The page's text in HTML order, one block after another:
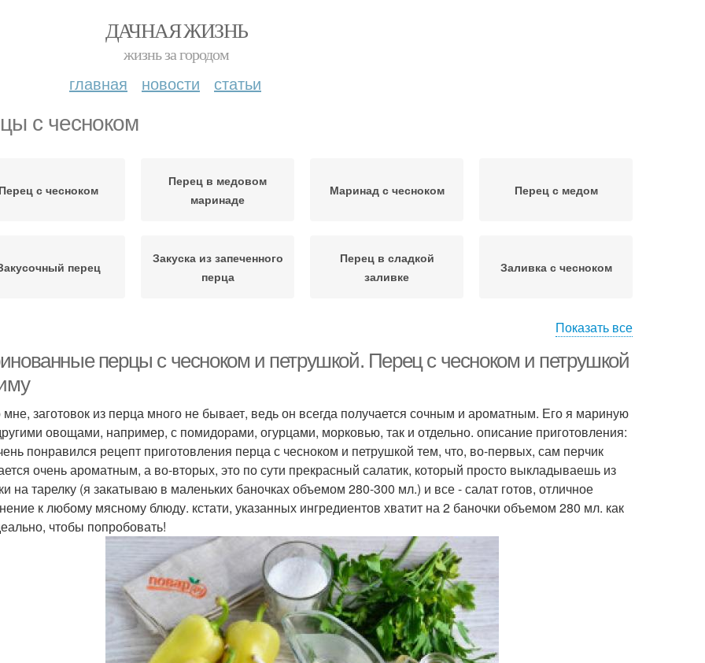
ДАЧНАЯ ЖИЗНЬ
жизнь за городом
главная новости статьи
с чесноком
Перец с чесноком
Перец в медовом
маринаде
Маринад с чесноком Перец с медом
перец
Закуска из запеченного
перца
Перец в сладкой
заливке
Заливка с чесноком
Показать все
перцы с чесноком и петрушкой. Перец с чесноком и петрушкой
мне, заготовок из перца много не бывает, ведь он всегда получается сочным и ароматным. Его я мариную
овощами, например, с помидорами, огурцами, морковью, так и отдельно. описание приготовления:
понравился рецепт приготовления перца с чесноком и петрушкой тем, что, во-первых, сам перчик
очень ароматным, а во-вторых, это по сути прекрасный салатик, который просто выкладываешь из
на тарелку (я закатываю в маленьких баночках объемом 280-300 мл.) и все - салат готов, отличное
к любому мясному блюду. кстати, указанных ингредиентов хватит на 2 баночки объемом 280 мл. как
чтобы попробовать!